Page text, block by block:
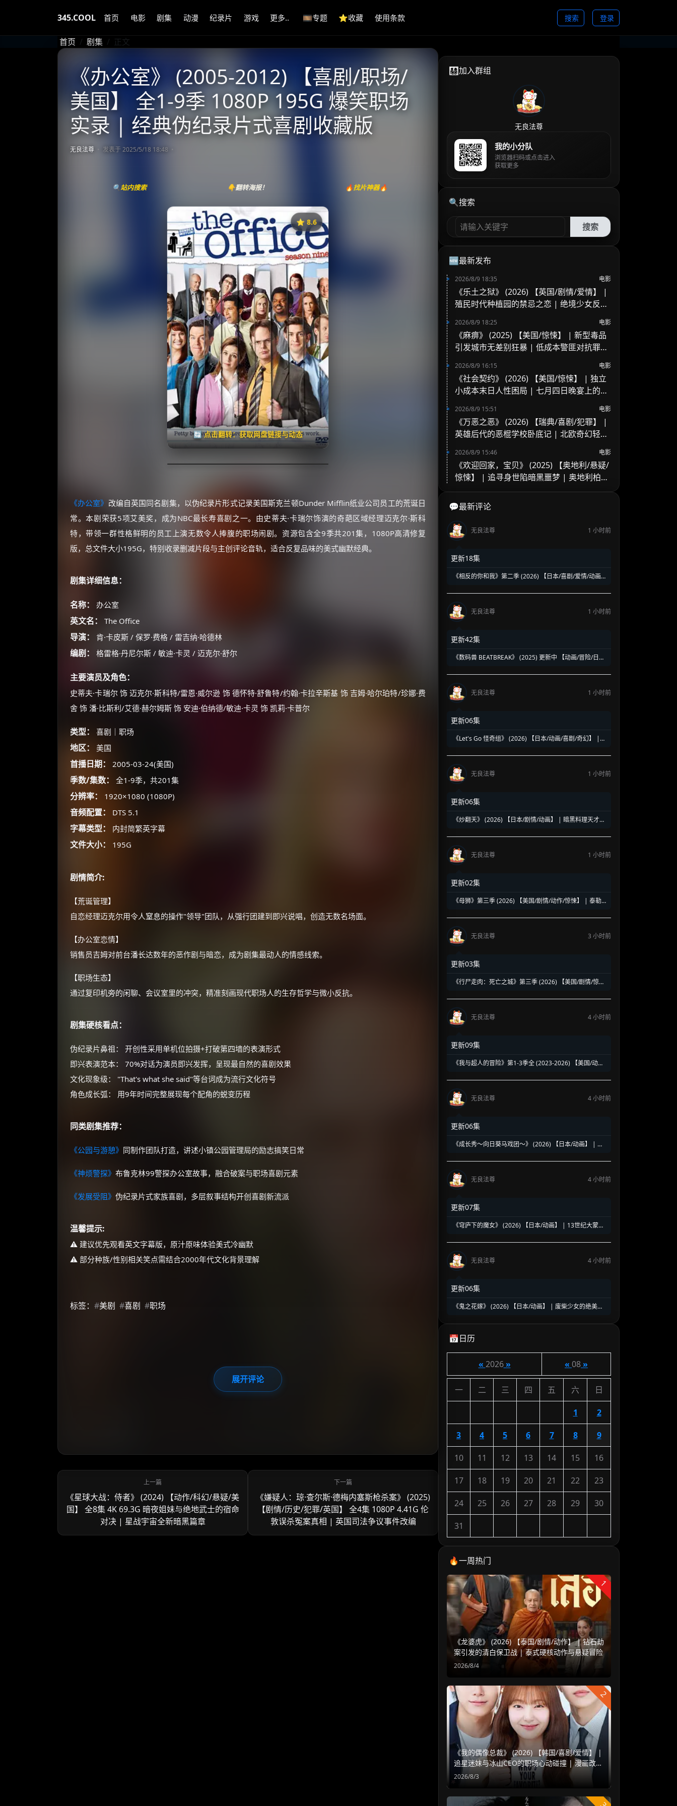
345.COOL 首页 电影 剧集 动漫 纪录片 游戏 更多.. 🎞️专题 ⭐️收藏 使用条款 搜索 登录
首页 剧集 正文
《办公室》 (2005-2012) 【喜剧/职场/
美国】 全1-9季 1080P 195G 爆笑职场
实录 | 经典伪纪录片式喜剧收藏版
无良法尊 发表于 2025/5/18 18:48
🔍站内搜索 👇翻转海报！ 🔥找片神器🔥
⭐️ 8.6
🔄 点击翻转：获取网盘链接与动态
《办公室》
⭐
收藏
⭐️ 评分：8.6 | 🎬 2005年
✅ 已完结
夸克网盘
失效请反馈
🧧️
天天领红包
《办公室》 改编自英国同名剧集，以伪纪录片形式记录美国斯克兰顿Dunder Mifflin纸业公司员工的荒诞日
常。本剧荣获5项艾美奖，成为NBC最长寿喜剧之一。由史蒂夫·卡瑞尔饰演的奇葩区域经理迈克尔·斯科
特，带领一群性格鲜明的员工上演无数令人捧腹的职场闹剧。资源包含全9季共201集，1080P高清修复
版，总文件大小195G，特别收录删减片段与主创评论音轨，适合反复品味的美式幽默经典。
剧集详细信息：
名称： 办公室
英文名： The Office
导演： 肯·卡皮斯 / 保罗·费格 / 雷吉纳·哈德林
编剧： 格雷格·丹尼尔斯 / 敏迪·卡灵 / 迈克尔·舒尔
主要演员及角色：
史蒂夫·卡瑞尔 饰 迈克尔·斯科特/雷恩·威尔逊 饰 德怀特·舒鲁特/约翰·卡拉辛斯基 饰 吉姆·哈尔珀特/珍娜·费
舍 饰 潘·比斯利/艾德·赫尔姆斯 饰 安迪·伯纳德/敏迪·卡灵 饰 凯莉·卡普尔
类型： 喜剧｜职场
地区： 美国
首播日期： 2005-03-24(美国)
季数/集数： 全1-9季，共201集
分辨率： 1920×1080 (1080P)
音频配置： DTS 5.1
字幕类型： 内封简繁英字幕
文件大小： 195G
剧情简介:
【荒诞管理】
自恋经理迈克尔用令人窒息的操作"领导"团队，从强行团建到即兴说唱，创造无数名场面。
【办公室恋情】
销售员吉姆对前台潘长达数年的恶作剧与暗恋，成为剧集最动人的情感线索。
【职场生态】
通过复印机旁的闲聊、会议室里的冲突，精准刻画现代职场人的生存哲学与微小反抗。
剧集硬核看点：
伪纪录片鼻祖： 开创性采用单机位拍摄+打破第四墙的表演形式
即兴表演范本： 70%对话为演员即兴发挥，呈现最自然的喜剧效果
文化现象级： "That's what she said"等台词成为流行文化符号
角色成长弧： 用9年时间完整展现每个配角的蜕变历程
同类剧集推荐：
《公园与游憩》 同制作团队打造，讲述小镇公园管理局的励志搞笑日常
《神烦警探》 布鲁克林99警探办公室故事，融合破案与职场喜剧元素
《发展受阻》 伪纪录片式家族喜剧，多层叙事结构开创喜剧新流派
温馨提示:
⚠️ 建议优先观看英文字幕版，原汁原味体验美式冷幽默
⚠️ 部分种族/性别相关笑点需结合2000年代文化背景理解
标签： #美剧 #喜剧 #职场
展开评论
《星球大战：侍者》 (2024) 【动作/科幻/悬疑/美
国】 全8集 4K 69.3G 暗夜姐妹与绝地武士的宿命
对决 | 星战宇宙全新暗黑篇章
《嫌疑人：琼·查尔斯·德梅内塞斯枪杀案》 (2025)
【剧情/历史/犯罪/英国】 全4集 1080P 4.41G 伦
敦误杀冤案真相 | 英国司法争议事件改编
👨‍👩‍👧‍👦加入群组
无良法尊
我的小分队
浏览器扫码或点击进入
获取更多
🔍搜索
搜索
🆕最新发布
2026/8/9 18:35 电影
《乐土之狱》 (2026) 【英国/剧情/爱情】 |
殖民时代种植园的禁忌之恋 | 绝境少女反抗
2026/8/9 18:25 电影
《麻痹》 (2025) 【美国/惊悚】 | 新型毒品
引发城市无差别狂暴 | 低成本警匪对抗罪恶
2026/8/9 16:15 电影
《社会契约》 (2026) 【美国/惊悚】 | 独立
小成本末日人性困局 | 七月四日晚宴上的生
2026/8/9 15:51 电影
《万恶之恶》 (2026) 【瑞典/喜剧/犯罪】 |
英雄后代的恶棍学校卧底记 | 北欧奇幻轻喜
2026/8/9 15:46 电影
《欢迎回家，宝贝》 (2025) 【奥地利/悬疑/
惊悚】 | 追寻身世陷暗黑噩梦 | 奥地利柏林
💬最新评论
无良法尊 1 小时前
更新18集
《相反的你和我》第二季 (2026) 【日本/喜剧/爱情/动画】
番
无良法尊
1 小时前
更新42集
《数码兽 BEATBREAK》 (2025) 更新中 【动画/冒险/日
数码冒险
无良法尊
1 小时前
更新06集
《Let's Go 怪奇组》 (2026) 【日本/动画/喜剧/奇幻】 |
诞喜剧
无良法尊
1 小时前
更新06集
《炒翻天》 (2026) 【日本/剧情/动画】 | 暗黑料理天才的
无良法尊 1 小时前
更新02集
《母狮》第三季 (2026) 【美国/剧情/动作/惊悚】 | 泰勒·
无良法尊 3 小时前
更新03集
《行尸走肉：死亡之城》第三季 (2026) 【美国/剧情/惊悚/
的末日恩怨新篇章
无良法尊
4 小时前
更新09集
《我与超人的冒险》第1-3季全 (2023-2026) 【美国/动画/
超人的热血纯爱日漫风神作
无良法尊
4 小时前
更新06集
《成长秀～向日葵马戏团～》 (2026) 【日本/动画】 | 昭
无良法尊 4 小时前
更新07集
《穹庐下的魔女》 (2026) 【日本/动画】 | 13世纪大蒙古
无良法尊 4 小时前
更新06集
《鬼之花嫁》 (2026) 【日本/动画】 | 废柴少女的绝美逆
📅日历
« 2026» « 08»
一 二 三 四 五 六 日
1 2
3 4 5 6 7 8 9
10 11 12 13 14 15 16
17 18 19 20 21 22 23
24 25 26 27 28 29 30
31
🔥一周热门
1
《龙婆虎》 (2026) 【泰国/剧情/动作】 | 钻石劫
案引发的清白保卫战 | 泰式硬核动作与悬疑冒险
2026/8/4
2
《我的偶像总裁》 (2026) 【韩国/喜剧/爱情】 |
追星迷妹与冰山CEO的职场心动碰撞 | 漫画改编
浪漫甜宠新剧
2026/8/3
如夸克12个月送14天 最低75元！